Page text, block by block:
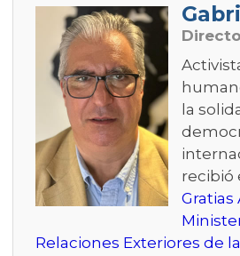
la
recibió
Gratias
Relaciones Exteriores de